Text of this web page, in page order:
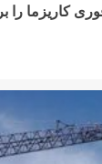
کاریزما را